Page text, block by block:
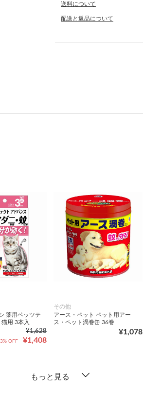
送料について
配送と返品について
薬用ペッツテ
用 3本入
¥1,628
¥1,408
OFF
その他
アース・ペット ペット用アー
ス・ペット渦巻缶 36巻
¥1,078
もっと見る